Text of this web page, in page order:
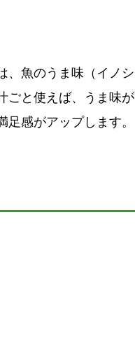
魚のうま味（イノシ
ごと使えば、うま味が
感がアップします。